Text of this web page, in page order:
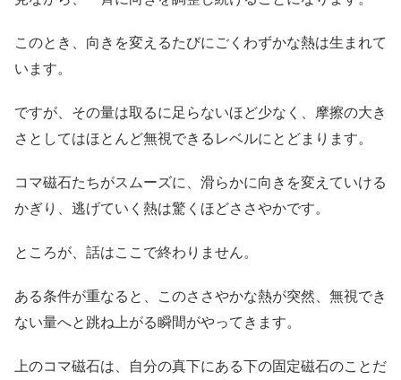
このとき、向きを変えるたびにごくわずかな熱は生まれて
います。
ですが、その量は取るに足らないほど少なく、摩擦の大き
さとしてはほとんど無視できるレベルにとどまります。
コマ磁石たちがスムーズに、滑らかに向きを変えていける
かぎり、逃げていく熱は驚くほどささやかです。
ところが、話はここで終わりません。
ある条件が重なると、このささやかな熱が突然、無視でき
ない量へと跳ね上がる瞬間がやってきます。
上のコマ磁石は、自分の真下にある下の固定磁石のことだ